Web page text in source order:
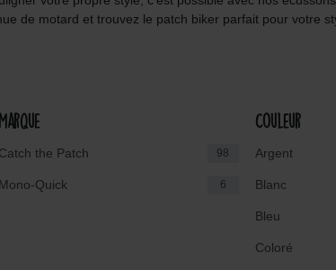
de motard et trouvez le patch biker parfait pour votre
Marque
Catch the Patch 98
Mono-Quick 6
Couleur
Argent
Blanc
Bleu
Coloré